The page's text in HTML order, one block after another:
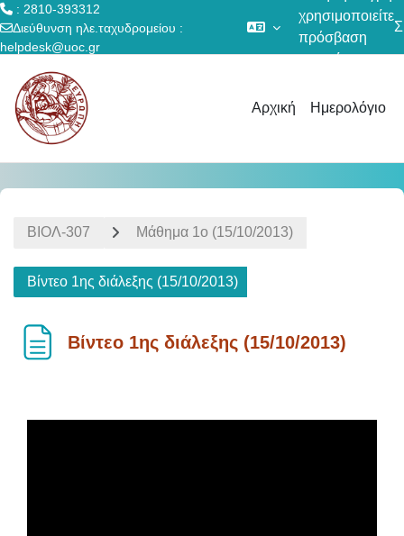
: 2810-393312
Διεύθυνση ηλε.ταχυδρομείου :
helpdesk@uoc.gr
χρησιμοποιείτε
πρόσβαση
επισκέπτη
Αρχική Ημερολόγιο
ΒΙΟΛ-307 Μάθημα 1ο (15/10/2013)
Βίντεο 1ης διάλεξης (15/10/2013)
Βίντεο 1ης διάλεξης (15/10/2013)